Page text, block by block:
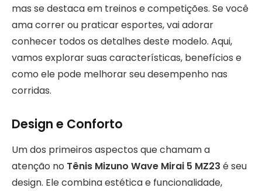
mas se destaca em treinos e competições. Se você
ama correr ou praticar esportes, vai adorar
conhecer todos os detalhes deste modelo. Aqui,
vamos explorar suas características, benefícios e
como ele pode melhorar seu desempenho nas
corridas.
Design e Conforto
Um dos primeiros aspectos que chamam a
atenção no Tênis Mizuno Wave Mirai 5 MZ23 é seu
design. Ele combina estética e funcionalidade,